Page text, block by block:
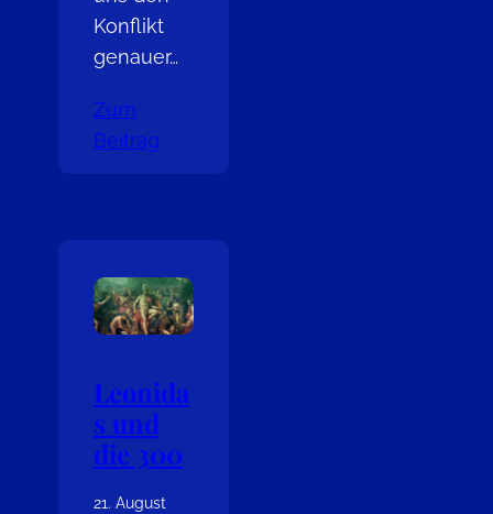
Konflikt
genauer…
Zum
Beitrag
Leonida
s und
die 300
21. August